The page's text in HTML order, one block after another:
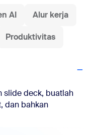
AI Alur kerja
Produktivitas
slide deck, buatlah
dan bahkan